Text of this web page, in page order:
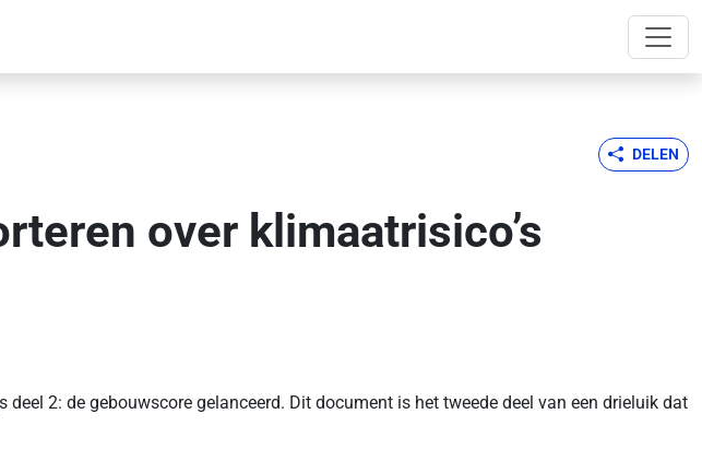
DELEN
over klimaatrisico’s
2: de gebouwscore gelanceerd. Dit document is het tweede deel van een drieluik dat